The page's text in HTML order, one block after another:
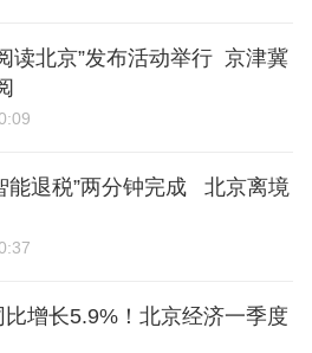
读北京”发布活动举行 京津冀
能退税”两分钟完成 北京离境
增长5.9%！北京经济一季度